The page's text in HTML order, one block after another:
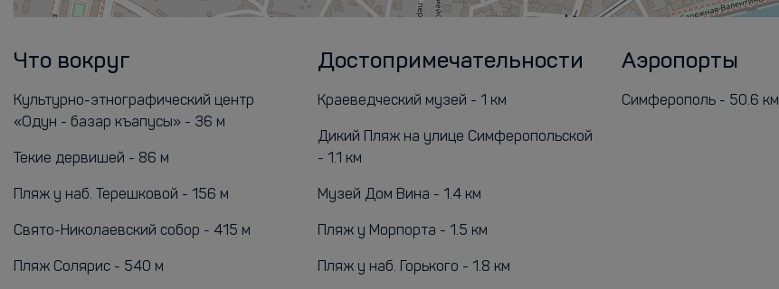
Что вокруг
Культурно-этнографический центр
«Одун - базар къапусы» - 36 м
Текие дервишей - 86 м
Пляж у наб. Терешковой - 156 м
Свято-Николаевский собор - 415 м
Пляж Солярис - 540 м
Достопримечательности
Краеведческий музей - 1 км
Дикий Пляж на улице Симферопольской
- 1.1 км
Музей Дом Вина - 1.4 км
Пляж у Морпорта - 1.5 км
Пляж у наб. Горького - 1.8 км
Аэропорты
Симферополь - 50.6 км